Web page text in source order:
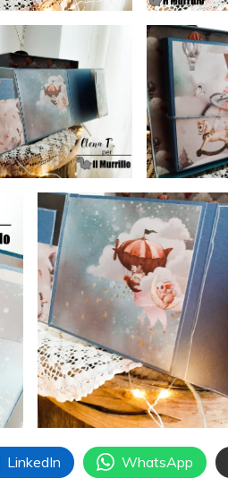
LinkedIn WhatsApp